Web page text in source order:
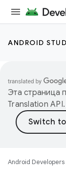
ANDROID
Эта страница
Translation API.
Android Developers